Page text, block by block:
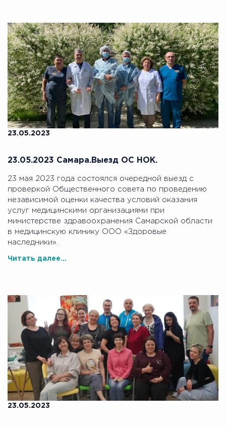
23.05.2023
23.05.2023 Самара.Выезд ОС НОК.
23 мая 2023 года состоялся очередной выезд с
проверкой Общественного совета по проведению
независимой оценки качества условий оказания
услуг медицинскими организациями при
министерстве здравоохранения Самарской области
в медицинскую клинику ООО «Здоровые
наследники».
Читать далее...
23.05.2023